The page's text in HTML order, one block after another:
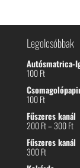
Legolcsóbbak
Autósmatrica-
100Ft
100Ft
Fűszeres kanál
200Ft–300Ft
-
Fűszeres kanál
300Ft